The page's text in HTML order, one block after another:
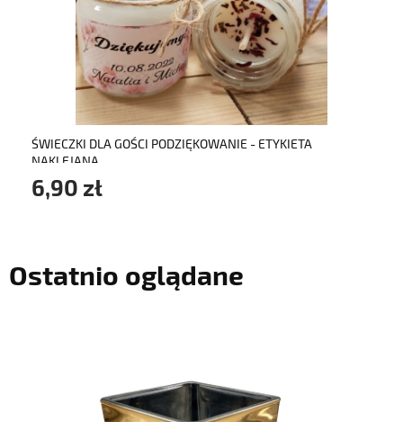
ŚWIECZKI DLA GOŚCI PODZIĘKOWANIE - ETYKIETA
NAKLEJANA
6,90 zł
do koszyka
Ostatnio oglądane